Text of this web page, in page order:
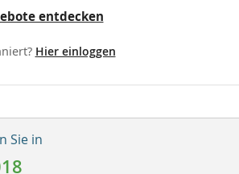
entdecken
Hier einloggen
Sie in